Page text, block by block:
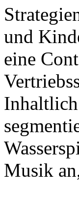
und
eine
Inhaltlich
Musik